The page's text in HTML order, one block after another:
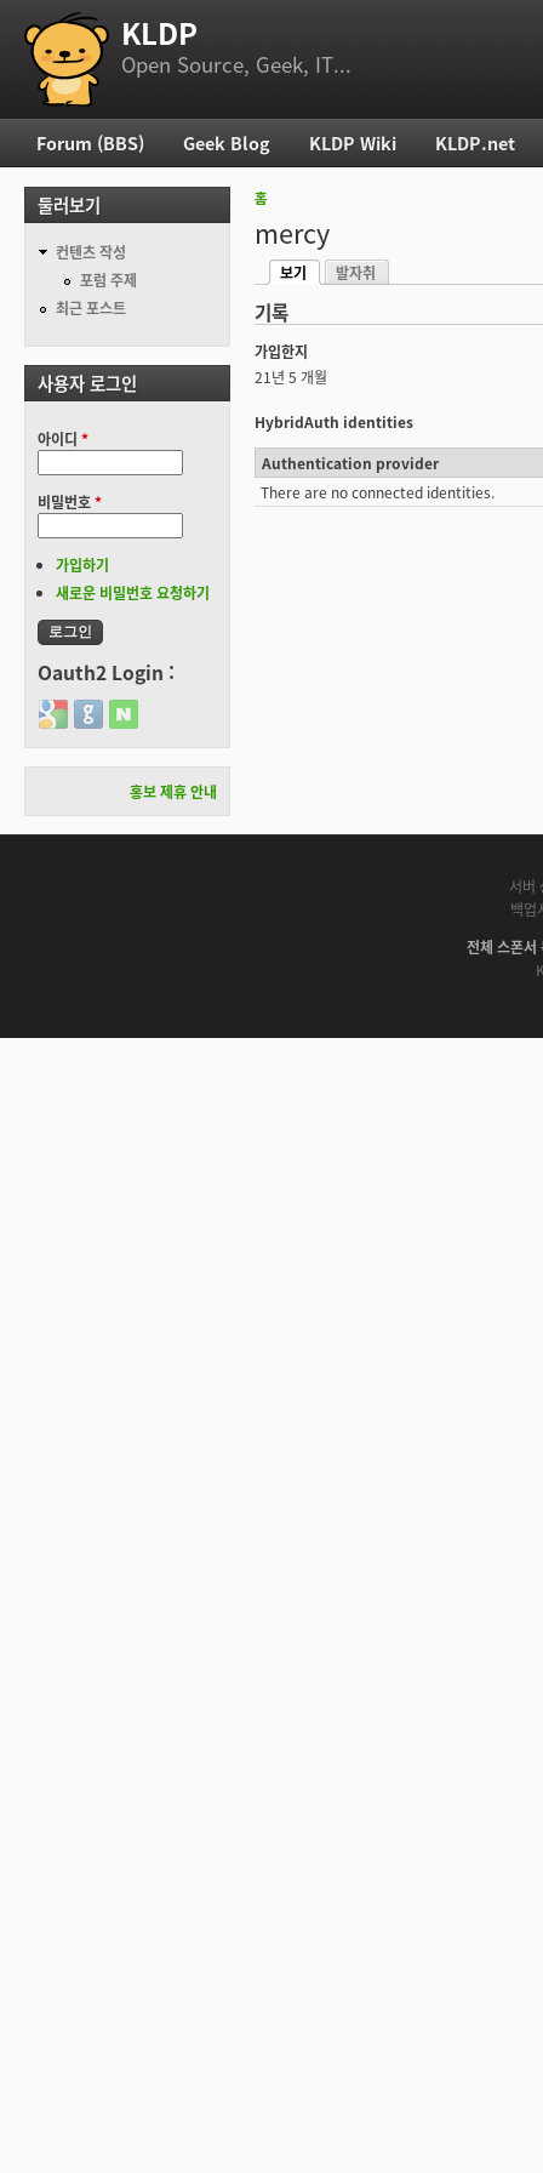
부 메뉴 KLDP
Open Source, Geek, IT...
현재 위치
홈
mercy
기본탭
보기
발자취
기록
가입한지
21년 5 개월
HybridAuth identities
Authentication provider
There are no connected identities.
주 메뉴
Forum (BBS) Geek Blog KLDP Wiki KLDP.net
둘러보기
컨텐츠 작성
포럼 주제
최근 포스트
사용자 로그인
아이디 *
비밀번호*
가입하기
새로운 비밀번호 요청하기
Oauth2 Login :
Login with Google
Login with GitHub
Login with Naver
홍보 제휴 안내
서버
백업
전체 스폰서